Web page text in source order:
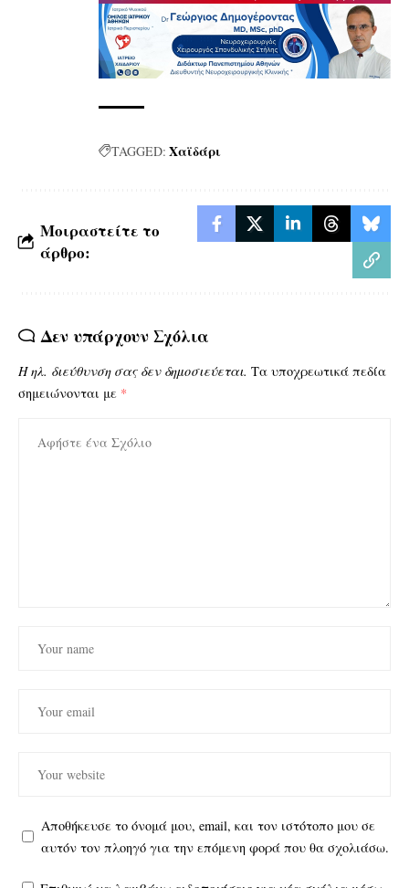
TAGGED: Χαϊδάρι
Μοιραστείτε το
άρθρο:
Δεν υπάρχουν Σχόλια
Η ηλ. διεύθυνση σας δεν δημοσιεύεται. Τα υποχρεωτικά πεδία
σημειώνονται με *
Αποθήκευσε το όνομά μου, email, και τον ιστότοπο μου σε
αυτόν τον πλοηγό για την επόμενη φορά που θα σχολιάσω.